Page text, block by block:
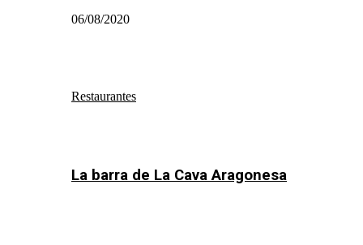
06/08/2020
Restaurantes
La barra de La Cava Aragonesa